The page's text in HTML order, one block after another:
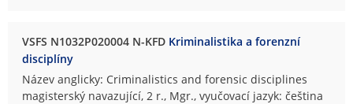
VSFS N1032P020004 N-KFD Kriminalistika a forenzní
disciplíny
Název anglicky: Criminalistics and forensic disciplines
magisterský navazující, 2 r., Mgr., vyučovací jazyk: čeština